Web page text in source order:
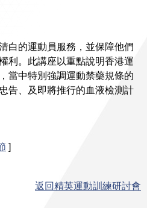
白的運動員服務，並保障他們
利。此講座以重點說明香港運
當中特別強調運動禁藥規條的
告、及即將推行的血液檢測計
]
返回精英運動訓練研討會